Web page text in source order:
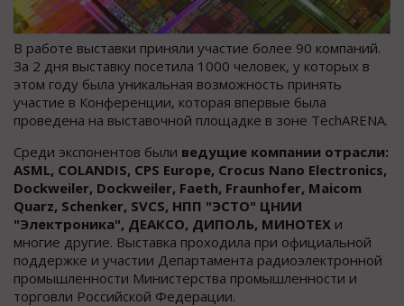
В работе выставки приняли участие более 90 компаний.
За 2 дня выставку посетила 1000 человек, у которых в
этом году была уникальная возможность принять
участие в Конференции, которая впервые была
проведена на выставочной площадке в зоне TechARENA.
Среди экспонентов были ведущие компании отрасли:
ASML, COLANDIS, CPS Europe, Crocus Nano Electronics,
Dockweiler, Dockweiler, Faeth, Fraunhofer, Maicom
Quarz, Schenker, SVCS, НПП "ЭСТО" ЦНИИ
"Электроника", ДЕАКСО, ДИПОЛЬ, МИНОТЕХ и
многие другие. Выставка проходила при официальной
поддержке и участии Департамента радиоэлектронной
промышленности Министерства промышленности и
торговли Российской Федерации.